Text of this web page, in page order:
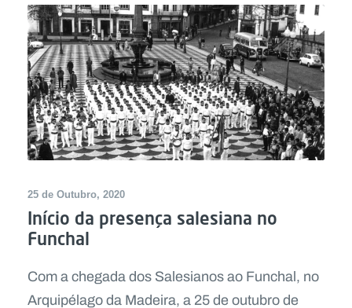
25 de Outubro, 2020
Início da presença salesiana no
Funchal
Com a chegada dos Salesianos ao Funchal, no
Arquipélago da Madeira, a 25 de outubro de